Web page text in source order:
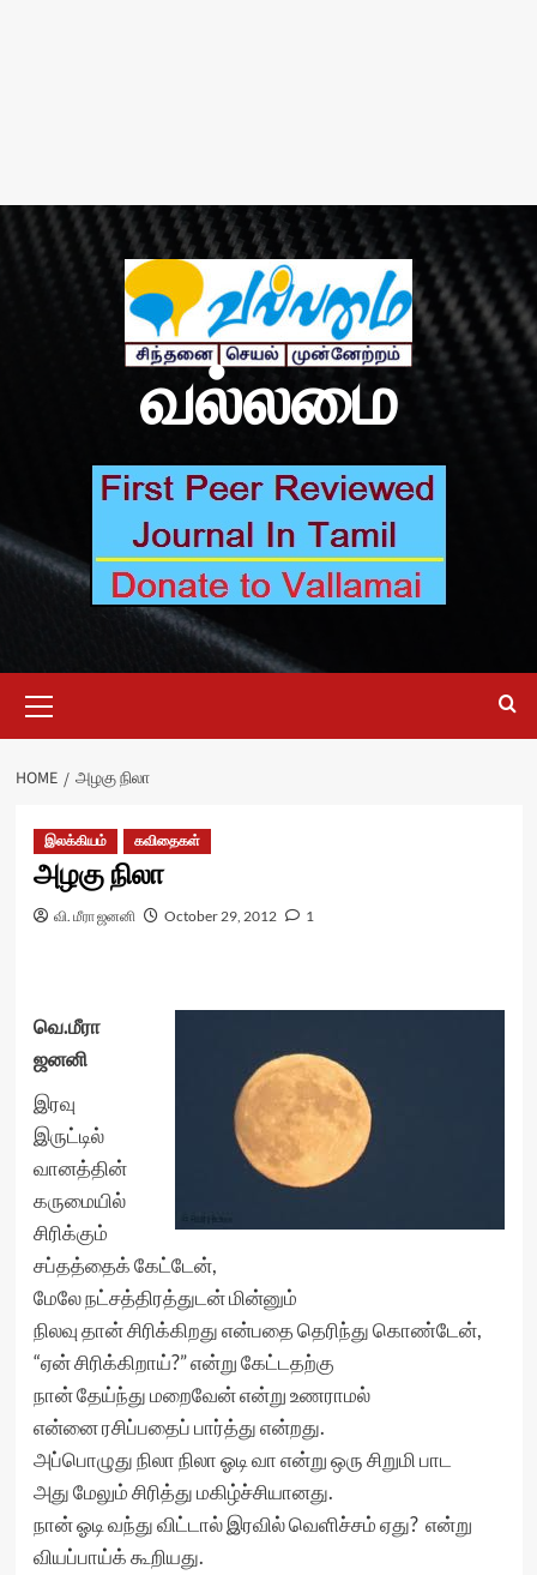
வல்லமை
Menu
HOME அழகு நிலா
இலக்கியம் கவிதைகள்
அழகு நிலா
வி. மீரா ஜனனி October 29, 2012 1
வெ.மீரா
ஜனனி
இரவு
இருட்டில்
வானத்தின்
கருமையில்
சிரிக்கும்
சப்தத்தைக் கேட்டேன்,
மேலே நட்சத்திரத்துடன் மின்னும்
நிலவு தான் சிரிக்கிறது என்பதை தெரிந்து கொண்டேன்,
“ஏன் சிரிக்கிறாய்?” என்று கேட்டதற்கு
நான் தேய்ந்து மறைவேன் என்று உணராமல்
என்னை ரசிப்பதைப் பார்த்து என்றது.
அப்பொழுது நிலா நிலா ஓடி வா என்று ஒரு சிறுமி பாட
அது மேலும் சிரித்து மகிழ்ச்சியானது.
நான் ஓடி வந்து விட்டால் இரவில் வெளிச்சம் ஏது? என்று
வியப்பாய்க் கூறியது.